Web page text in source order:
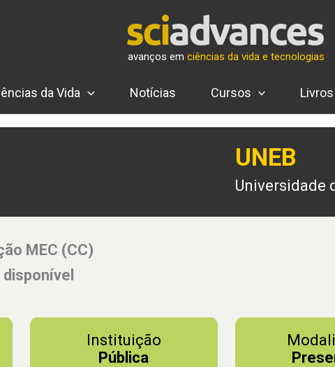
avanços em ciências da vida e tecnologias
da Vida Notícias Cursos Livros
UNEB
Universidade
MEC (CC)
disponível
Instituição
Pública